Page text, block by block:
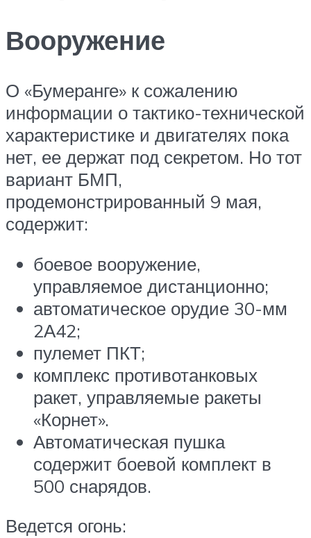
Вооружение
О «Бумеранге» к сожалению
информации о тактико-технической
характеристике и двигателях пока
нет, ее держат под секретом. Но тот
вариант БМП,
продемонстрированный 9 мая,
содержит:
боевое вооружение,
управляемое дистанционно;
автоматическое орудие 30-мм
2А42;
пулемет ПКТ;
комплекс противотанковых
ракет, управляемые ракеты
«Корнет».
Автоматическая пушка
содержит боевой комплект в
500 снарядов.
Ведется огонь: